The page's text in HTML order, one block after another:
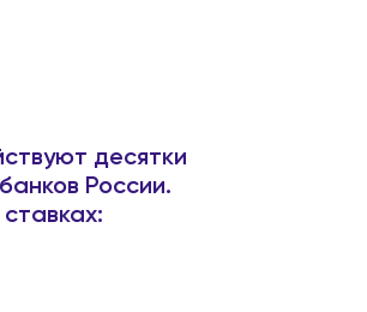
десятки
России.